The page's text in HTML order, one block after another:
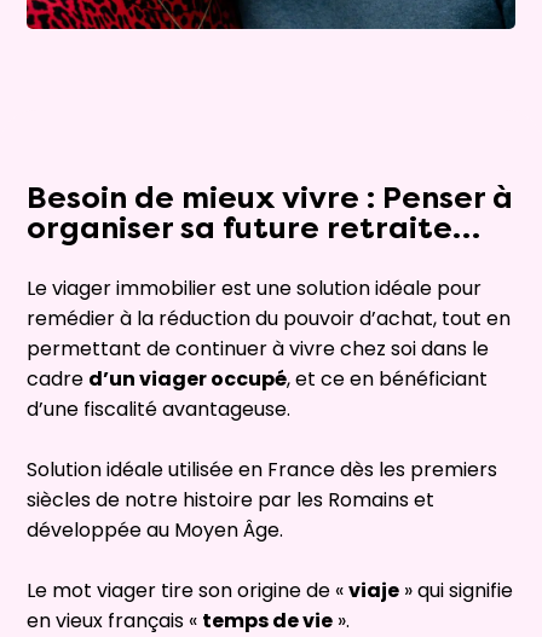
Besoin de mieux vivre : Penser à
organiser sa future retraite…
Le viager immobilier est une solution idéale pour
remédier à la réduction du pouvoir d’achat, tout en
permettant de continuer à vivre chez soi dans le
cadre d’un viager occupé, et ce en bénéficiant
d’une fiscalité avantageuse.
Solution idéale utilisée en France dès les premiers
siècles de notre histoire par les Romains et
développée au Moyen Âge.
Le mot viager tire son origine de «viaje » qui signifie
en vieux français « temps de vie ».